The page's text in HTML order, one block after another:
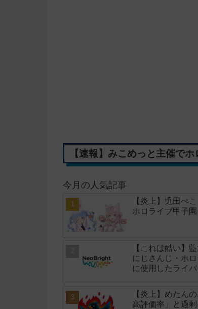
【速報】みこめっと主催で
今月の人気記事
【炎上】兎田ぺ
ホロライブ甲子
【これは酷い】
にじさんじ・ホ
に使用したライ
【炎上】めたん
高評価率」と過